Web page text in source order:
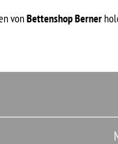
vonBettenshop Berner